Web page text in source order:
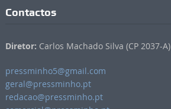
Contactos
Diretor: Carlos Machado Silva (CP 2037-A)
pressminho5@gmail.com
geral@pressminho.pt
redacao@pressminho.pt